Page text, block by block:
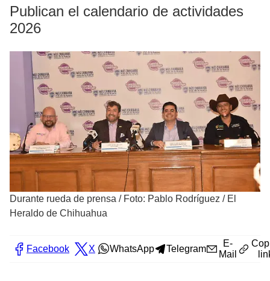
Publican el calendario de actividades
2026
Durante rueda de prensa / Foto: Pablo Rodríguez / El
Heraldo de Chihuahua
Facebook X WhatsApp Telegram
E-
Mail